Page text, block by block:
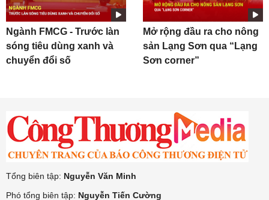
Ngành FMCG - Trước làn
sóng tiêu dùng xanh và
chuyển đổi số
Mở rộng đầu ra cho nông
sản Lạng Sơn qua “Lạng
Sơn corner”
Tổng biên tập: Nguyễn Văn Minh
Phó tổng biên tập: Nguyễn Tiến Cường